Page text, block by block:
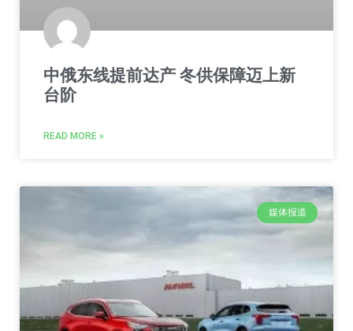
中俄东线提前达产 冬供保障迈上新
台阶
READ MORE »
媒体报道